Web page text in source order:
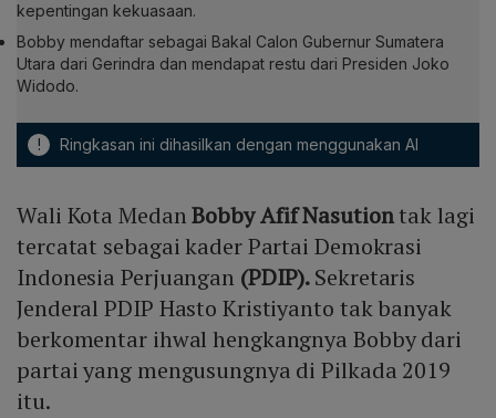
kepentingan kekuasaan.
Bobby mendaftar sebagai Bakal Calon Gubernur Sumatera
Utara dari Gerindra dan mendapat restu dari Presiden Joko
Widodo.
! Ringkasan ini dihasilkan dengan menggunakan AI
Wali Kota MedanBobby Afif Nasutiontak lagi
tercatat sebagai kader Partai Demokrasi
Indonesia Perjuangan (PDIP).Sekretaris
Jenderal PDIP Hasto Kristiyanto tak banyak
berkomentar ihwal hengkangnya Bobby dari
partai yang mengusungnya di Pilkada 2019
itu.